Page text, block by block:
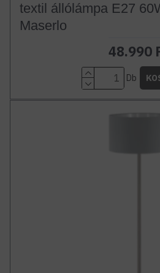
textil állólámpa E27
Maserlo
48.990
Db